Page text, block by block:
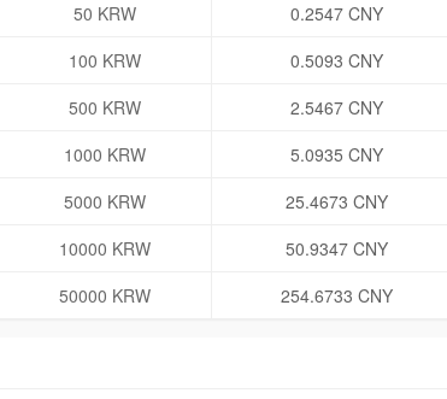
50 KRW
0.2547 CNY
100 KRW
0.5093 CNY
500 KRW
2.5467 CNY
1000 KRW
5.0935 CNY
5000 KRW
25.4673 CNY
10000 KRW
50.9347 CNY
50000 KRW 254.6733 CNY